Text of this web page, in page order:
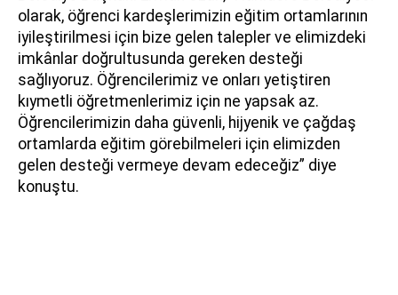
olarak, öğrenci kardeşlerimizin eğitim ortamlarının
iyileştirilmesi için bize gelen talepler ve elimizdeki
imkânlar doğrultusunda gereken desteği
sağlıyoruz. Öğrencilerimiz ve onları yetiştiren
kıymetli öğretmenlerimiz için ne yapsak az.
Öğrencilerimizin daha güvenli, hijyenik ve çağdaş
ortamlarda eğitim görebilmeleri için elimizden
gelen desteği vermeye devam edeceğiz” diye
konuştu.